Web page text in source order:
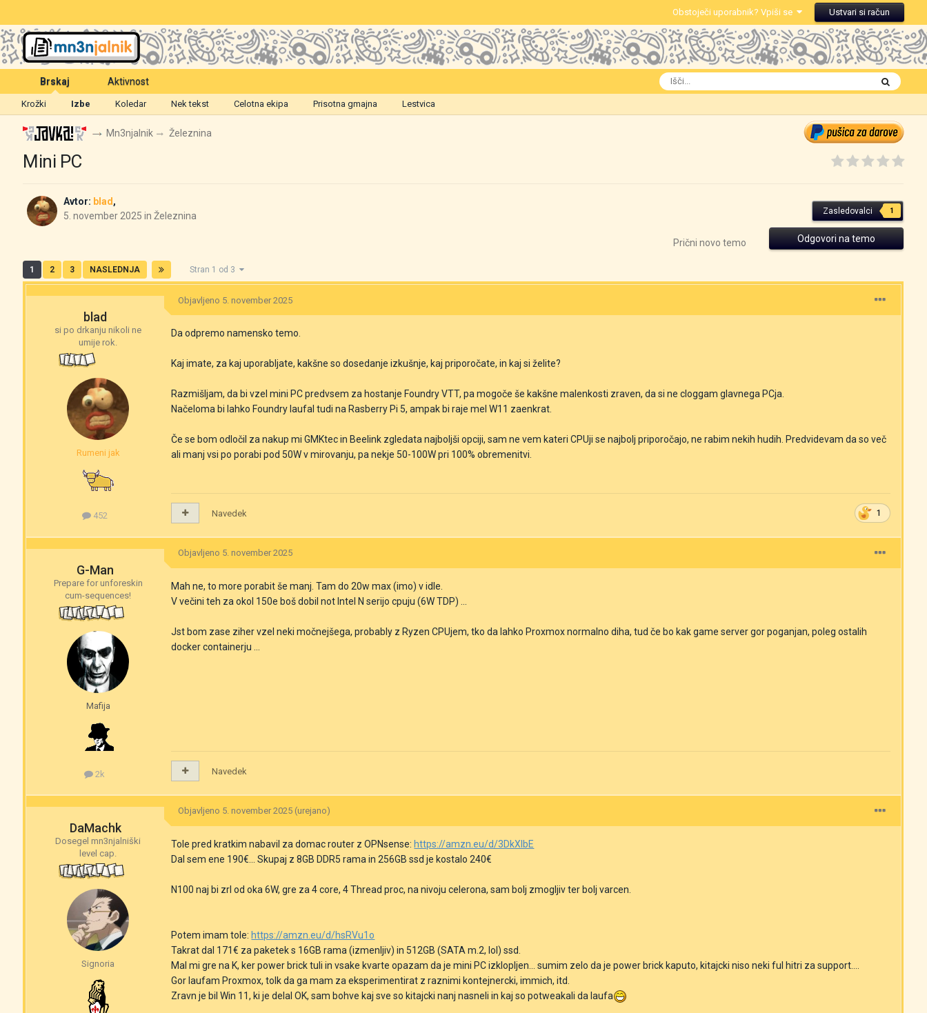
Obstoječi uporabnik? Vpiši se Ustvari si račun
Brskaj
Krožki Izbe Koledar Nek tekst Celotna ekipa Prisotna gmajna Lestvica
Aktivnost
Mn3njalnik Železnina
Mini PC
Avtor: blad,
5. november 2025 inŽeleznina Zasledovalci 1
Odgovori na temo
Prični novo temo
1 2 3 NASLEDNJA Stran 1 od 3
blad
si po drkanju nikoli ne
umije rok.
Rumeni jak
452
Objavljeno 5. november 2025
Da odpremo namensko temo.
Kaj imate, za kaj uporabljate, kakšne so dosedanje izkušnje, kaj priporočate, in kaj si želite?
Razmišljam, da bi vzel mini PC predvsem za hostanje Foundry VTT, pa mogoče še kakšne malenkosti zraven, da si ne cloggam glavnega PCja.
Načeloma bi lahko Foundry laufal tudi na Rasberry Pi 5, ampak bi raje mel W11 zaenkrat.
Če se bom odločil za nakup mi GMKtec in Beelink zgledata najboljši opciji, sam ne vem kateri CPUji se najbolj priporočajo, ne rabim nekih hudih. Predvidevam da so več
ali manj vsi po porabi pod 50W v mirovanju, pa nekje 50-100W pri 100% obremenitvi.
1
Navedek
G-Man
Prepare for unforeskin
cum-sequences!
Mafija
2k
Objavljeno 5. november 2025
Mah ne, to more porabit še manj. Tam do 20w max (imo) v idle.
V večini teh za okol 150e boš dobil not Intel N serijo cpuju (6W TDP) ...
Jst bom zase ziher vzel neki močnejšega, probably z Ryzen CPUjem, tko da lahko Proxmox normalno diha, tud če bo kak game server gor poganjan, poleg ostalih
docker containerju ...
Navedek
DaMachk
Dosegel mn3njalniški
level cap.
Signoria
Objavljeno 5. november 2025 (urejano)
Tole pred kratkim nabavil za domac router z OPNsense: https://amzn.eu/d/3DkXlbE
Dal sem ene 190€... Skupaj z 8GB DDR5 rama in 256GB ssd je kostalo 240€
N100 naj bi zrl od oka 6W, gre za 4 core, 4 Thread proc, na nivoju celerona, sam bolj zmogljiv ter bolj varcen.
Potem imam tole: https://amzn.eu/d/hsRVu1o
Takrat dal 171€ za paketek s 16GB rama (izmenljiv) in 512GB (SATA m.2, lol) ssd.
Mal mi gre na K, ker power brick tuli in vsake kvarte opazam da je mini PC izklopljen... sumim zelo da je power brick kaputo, kitajcki niso neki ful hitri za support....
Gor laufam Proxmox, tolk da ga mam za eksperimentirat z raznimi kontejnercki, immich, itd.
Zravn je bil Win 11, ki je delal OK, sam bohve kaj sve so kitajcki nanj nasneli in kaj so potweakali da laufa